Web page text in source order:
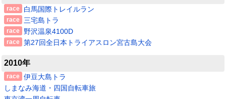
白馬国際トレイルラン
三宅島トラ
野沢温泉4100D
第27回全日本トライアスロン宮古島大会
2010年
伊豆大島トラ
しまなみ海道・四国自転車旅